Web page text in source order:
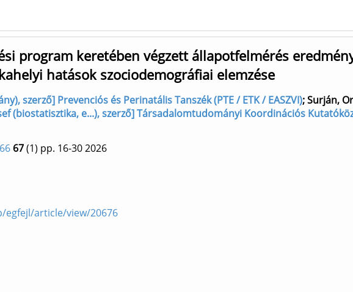
program keretében végzett állapotfelmérés
hatások szociodemográfiai elemzése
szerző] Prevenciós és Perinatális Tanszék (PTE / ETK / EASZVI);Surján,
(biostatisztika, e...), szerző] Társadalomtudományi Koordinációs
67(1) pp. 16-302026
article/view/20676